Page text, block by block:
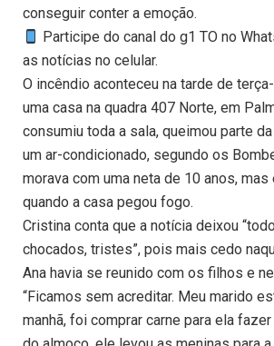
conseguir conter a emoção.
Participe do canal do g1 TO no
as notícias no celular.
O incêndio aconteceu na tarde de
uma casa na quadra 407 Norte, em
consumiu toda a sala, queimou parte
um ar-condicionado, segundo os
morava com uma neta de 10 anos,
quando a casa pegou fogo.
Cristina conta que a notícia deixou
chocados, tristes”, pois mais cedo
Ana havia se reunido com os filhos e
“Ficamos sem acreditar. Meu marido
manhã, foi comprar carne para ela